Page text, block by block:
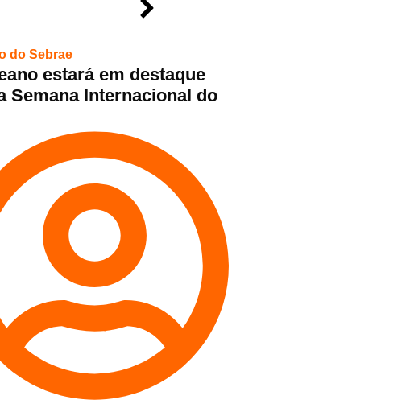
do Sebrae
estará em destaque
Semana Internacional do